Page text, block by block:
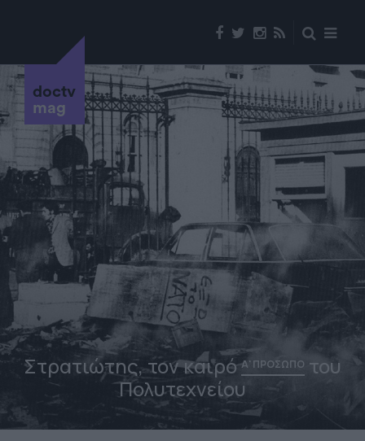
doctv
mag
Στρατιώτης, τον καιρόΑ' ΠΡΟΣΩΠΟ του
Πολυτεχνείου